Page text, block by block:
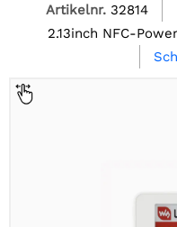
Artikelnr. 32814
2.13inch NFC-